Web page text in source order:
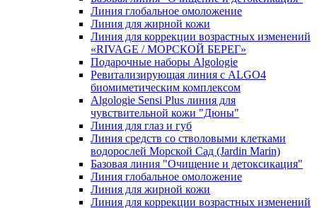
Линия глобальное омоложение
Линия для жирной кожи
Линия для коррекции возрастных изменений
«RIVAGE / МОРСКОЙ БЕРЕГ»
Подарочные наборы Algologie
Ревитализирующая линия с ALGO4
биомиметическим комплексом
Algologie Sensi Plus линия для
чувcтвительной кожи "Дюны"
Линия для глаз и губ
Линия средств со стволовыми клетками
водорослей Морской Сад (Jardin Marin)
Базовая линия "Очищение и детоксикация"
Линия глобальное омоложение
Линия для жирной кожи
Линия для коррекции возрастных изменений